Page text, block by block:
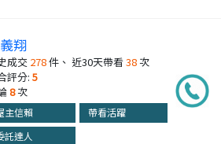
翔
成交 278件、 近30天帶看38次
評分:5
8次
主信賴
帶看活躍
託達人